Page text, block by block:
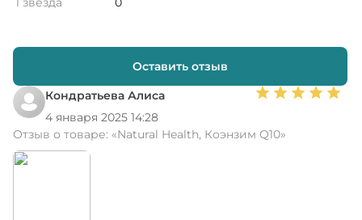
Кондратьева Алиса
4 января 2025 14:28
Отзыв о товаре: «Natural Health, Коэнзим Q10»
Оставить отзыв